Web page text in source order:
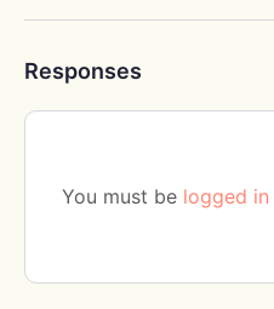
Responses
You must be logged in